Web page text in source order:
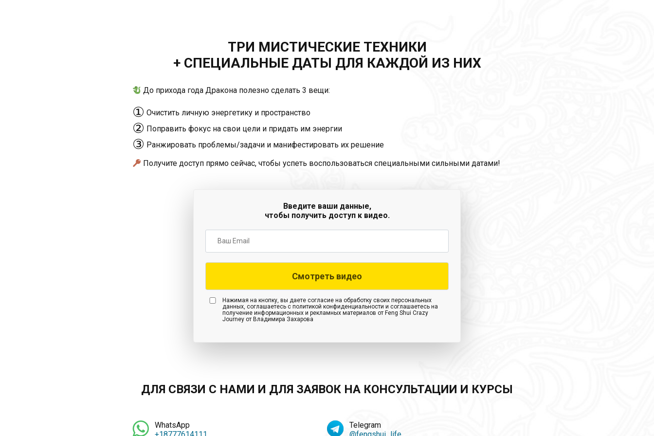
ТРИ МИСТИЧЕСКИЕ ТЕХНИКИ
+ СПЕЦИАЛЬНЫЕ ДАТЫ ДЛЯ КАЖДОЙ ИЗ НИХ
До прихода года Дракона полезно сделать 3 вещи:
① Очистить личную энергетику и пространство
② Поправить фокус на свои цели и придать им энергии
③ Ранжировать проблемы/задачи и манифестировать их решение
Получите доступ прямо сейчас, чтобы успеть воспользоваться специальными сильными датами!
Введите ваши данные,
чтобы получить доступ к видео.
Нажимая на кнопку, вы даете согласие на обработку своих персональных
данных, соглашаетесь с политикой конфиденциальности и соглашаетесь на
получение информационных и рекламных материалов от Feng Shui Crazy
Journey от Владимира Захарова
ДЛЯ СВЯЗИ С НАМИ И ДЛЯ ЗАЯВОК НА КОНСУЛЬТАЦИИ И КУРСЫ
WhatsApp
Telegram